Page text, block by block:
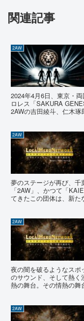
関連記事
2AW
2024年4月6日、東京・
ロレス「SAKURA
2AWの吉田綾斗、仁木
2AW
夢のステージが再び、
「2AW」、かつて「
てきたこの団体は、新
2AW
夜の闇を破るようなス
のサウンド、そして熱
熱の舞台。その情熱の
2AW